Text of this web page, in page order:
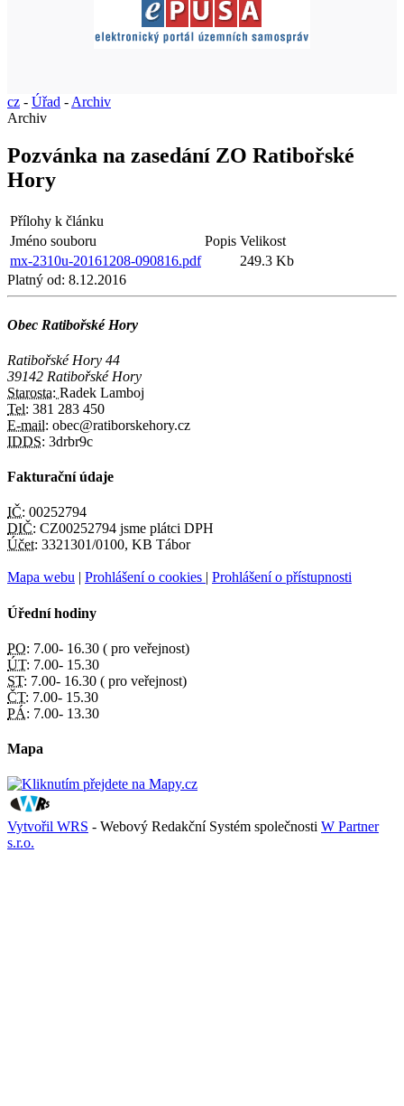
cz - Úřad - Archiv
Archiv
Pozvánka na zasedání ZO Ratibořské
Hory
Přílohy k článku
Jméno souboru
Popis Velikost
mx-2310u-20161208-090816.pdf
249.3 Kb
Platný od: 8.12.2016
Obec Ratibořské Hory
Ratibořské Hory 44
39142 Ratibořské Hory
Starosta: Radek Lamboj
Tel: 381 283 450
E-mail: obec@ratiborskehory.cz
IDDS: 3drbr9c
Fakturační údaje
IČ: 00252794
DIČ: CZ00252794 jsme plátci DPH
Účet: 3321301/0100, KB Tábor
Mapa webu | Prohlášení o cookies | Prohlášení o přístupnosti
Úřední hodiny
PO: 7.00- 16.30 ( pro veřejnost)
ÚT: 7.00- 15.30
ST: 7.00- 16.30 ( pro veřejnost)
ČT: 7.00- 15.30
PÁ: 7.00- 13.30
Mapa
Vytvořil WRS - Webový Redakční Systém společnosti W Partner
s.r.o.